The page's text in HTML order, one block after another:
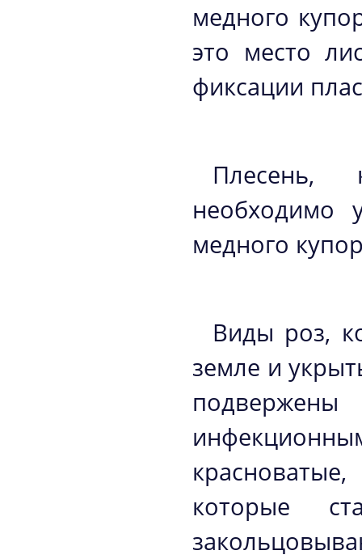
медного
это место
фиксации
Плесень,
необходимо
медного
Виды роз,
земле и
которые